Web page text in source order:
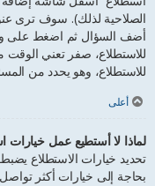
الصلاحية لذلك). سوف ترى
أضف السؤال ثم اضغط على
للاستطلاع، صفر تعني الوقت
للاستطلاع، وهو يحدد من
أعلى
لماذا لا أستطيع عمل خيارات
تحديد خيارات الاستطلاع
بحاجة إلى خيارات أكثر